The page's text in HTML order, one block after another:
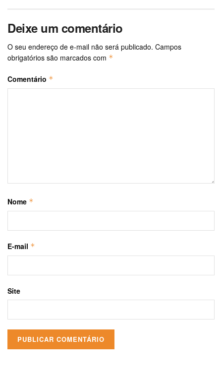
Deixe um comentário
O seu endereço de e-mail não será publicado. Campos
obrigatórios são marcados com *
Comentário *
Nome *
E-mail *
Site